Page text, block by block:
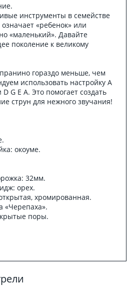
инструменты в семействе
«ребенок» или
«маленький». Давайте
поколение к великому
гораздо меньше, чем
использовать настройку A
G E A. Это помогает создать
струн для нежного звучания!
окоуме.
32мм.
орех.
хромированная.
«Черепаха».
поры.